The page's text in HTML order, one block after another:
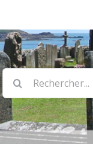
Rechercher: